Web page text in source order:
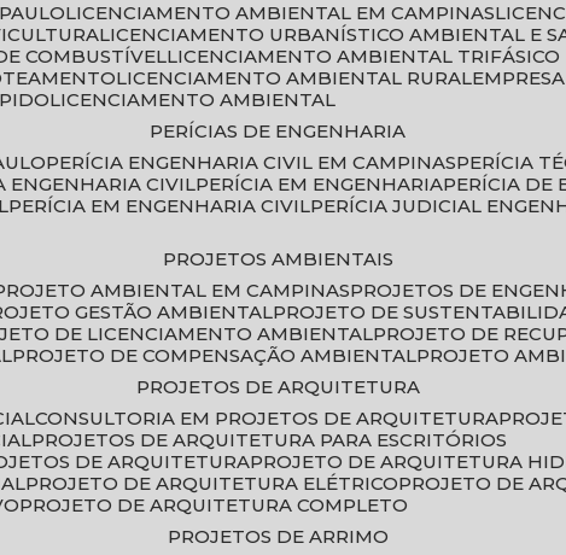
LICENCIAMENTO AMBIENTAL EM CAMPINAS
LICENCIAMENTO URBANÍSTICO AMBIENTAL E
COMBUSTÍVEL LICENCIAMENTO AMBIENTAL TRIFÁSICO
LICENCIAMENTO AMBIENTAL RURAL
LICENCIAMENTO AMBIENTAL
PERÍCIAS DE ENGENHARIA
PERÍCIA ENGENHARIA CIVIL EM CAMPINAS
PERÍCIA
ENGENHARIA CIVIL PERÍCIA EM ENGENHARIA
PERÍCIA
PERÍCIA EM ENGENHARIA CIVIL PERÍCIA JUDICIAL
PROJETOS AMBIENTAIS
PROJETO AMBIENTAL EM CAMPINAS
PROJETOS DE
GESTÃO AMBIENTAL
PROJETO DE
DE LICENCIAMENTO AMBIENTAL
PROJETO DE
PROJETO DE COMPENSAÇÃO AMBIENTAL
PROJETO
PROJETOS DE ARQUITETURA
CONSULTORIA EM PROJETOS DE ARQUITETURA
PROJETOS DE ARQUITETURA PARA ESCRITÓRIOS
DE ARQUITETURA
PROJETO DE ARQUITETURA
PROJETO DE ARQUITETURA ELÉTRICO
PROJETO DE
PROJETO DE ARQUITETURA COMPLETO
PROJETOS DE ARRIMO